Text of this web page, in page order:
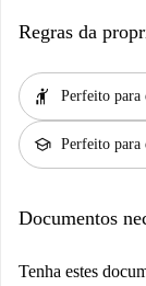
Regras da
hail Perfeito para
school Perfeito para
Documentos
Tenha estes